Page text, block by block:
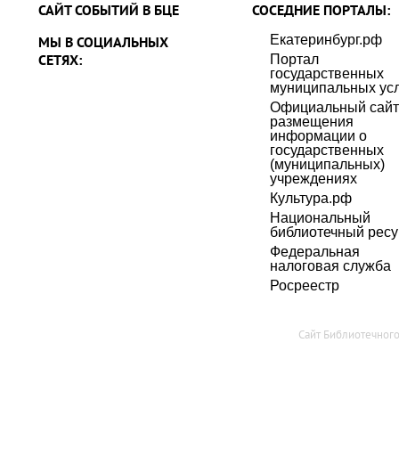
САЙТ СОБЫТИЙ В БЦЕ
МЫ В СОЦИАЛЬНЫХ
СЕТЯХ:
СОСЕДНИЕ ПОРТАЛЫ:
Екатеринбург.рф
Портал
государственных
муниципальных
Официальный
размещения
информации о
государственных
(муниципальных)
учреждениях
Культура.рф
Национальный
библиотечный
Федеральная
налоговая служба
Росреестр
Сайт